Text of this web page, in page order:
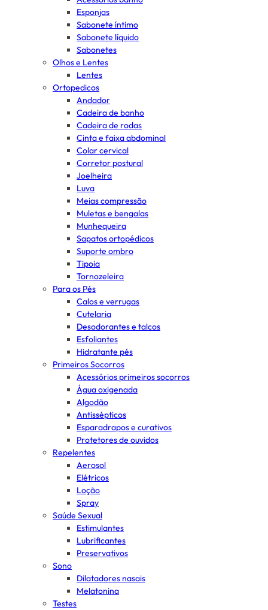
Esponjas
Sabonete íntimo
Sabonete líquido
Sabonetes
Olhos e Lentes
Lentes
Ortopedicos
Andador
Cadeira de banho
Cadeira de rodas
Cinta e faixa abdominal
Colar cervical
Corretor postural
Joelheira
Luva
Meias compressão
Muletas e bengalas
Munhequeira
Sapatos ortopédicos
Suporte ombro
Tipoia
Tornozeleira
Para os Pés
Calos e verrugas
Cutelaria
Desodorantes e talcos
Esfoliantes
Hidratante pés
Primeiros Socorros
Acessórios primeiros socorros
Água oxigenada
Algodão
Antissépticos
Esparadrapos e curativos
Protetores de ouvidos
Repelentes
Aerosol
Elétricos
Loção
Spray
Saúde Sexual
Estimulantes
Lubrificantes
Preservativos
Sono
Dilatadores nasais
Melatonina
Testes